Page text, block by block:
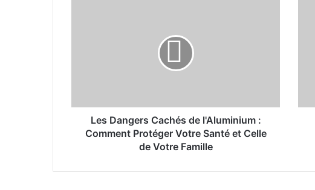
r
h
Les Dangers Cachés de l'Aluminium :
Comment Protéger Votre Santé et Celle
de Votre Famille
r
R